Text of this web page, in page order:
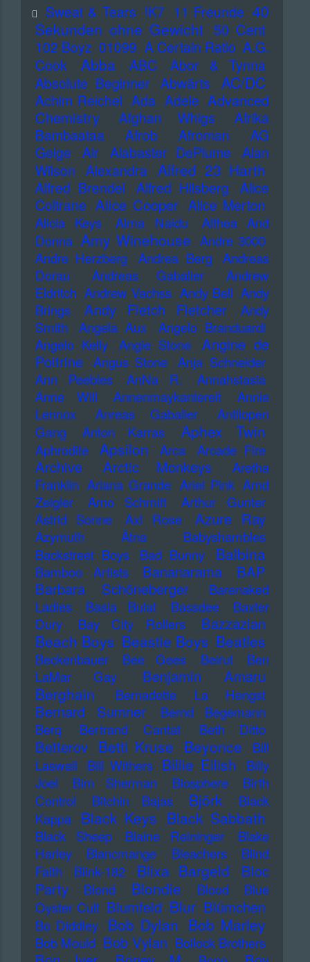
Sweat & Tears !K7 11 Freunde 40
Sekunden ohne Gewicht 50 Cent
102 Boyz 01099 A Certain Ratio A.G.
Cook
Abba ABC
Abor & Tynna
Absolute Beginner Abwärts AC/DC
Achim Reichel Ada Adele Advanced
Chemistry
Afghan Whigs
Afrika
Bambaataa
Afrob Afroman
AG
Geige
Air Alabaster DePlume
Alan
Wilson Alexandra Alfred 23 Harth
Alfred Brendel Alfred Hilsberg
Alice
Coltrane Alice Cooper Alice Merton
Alicia Keys Alma Naidu
Althea And
Donna Amy Winehouse Andre 3000
Andre Herzberg
Andrea Berg
Andreas
Dorau
Andreas Gabalier
Andrew
Eldritch Andrew Vachss Andy Bell Andy
Brings
Andy Fletch Fletcher
Andy
Smith
Angela Aux
Angelo Branduardi
Angelo Kelly
Angie Stone
Angine de
Poitrine Angus Stone Anja Schneider
Ann Peebles
AnNa R.
Annahstasia
Anne Will
Annenmaykantereit
Annie
Lennox
Anreas Gabalier
Antilopen
Gang
Anton Karras Aphex Twin
Aphrodite Apsilon Arca Arcade Fire
Archive Arctic Monkeys
Aretha
Franklin Ariana Grande Ariel Pink Arnd
Zeigler
Arno Schmitt
Arthur Gunter
Astrid Sonne
Axl Rose Azure Ray
Azymuth Ätna
Babyshambles
Backstreet Boys
Bad Bunny Balbina
Bamboo Artists Bananarama
BAP
Barbara Schöneberger
Barenaked
Ladies
Basia Bulat Bassdee
Baxter
Dury
Bay City Rollers Bazzazian
Beach Boys Beastie Boys Beatles
Beckenbauer Bee Gees Beirut
Ben
LaMar Gay
Benjamin Amaru
Berghain Bernadette La Hengst
Bernard Sumner
Bernd Begemann
Berq
Bertrand Cantat Beth Ditto
Betterov Betti Kruse Beyonce
Bill
Laswell
Bill Withers Billie Eilish
Billy
Joel
Bim Sherman Biosphere
Birth
Control
Bitchin Bajas Björk
Black
Kappa Black Keys Black Sabbath
Black Sheep Blaine Reininger
Blake
Harley
Blancmange Bleachers
Blind
Faith
Blink-182 Blixa Bargeld
Bloc
Party
Blond Blondie Blood
Blue
Oyster Cult Blumfeld Blur Blümchen
Bo Diddley Bob Dylan Bob Marley
Bob Mould Bob Vylan Bollock Brothers